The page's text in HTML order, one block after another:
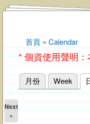
您在這裡
首頁 » Calendar
* 個資使用聲明
主要索引標籤
月份 Week
Next
»